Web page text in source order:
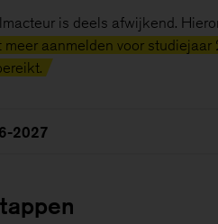
is deels afwijkend.
aanmelden voor
2027